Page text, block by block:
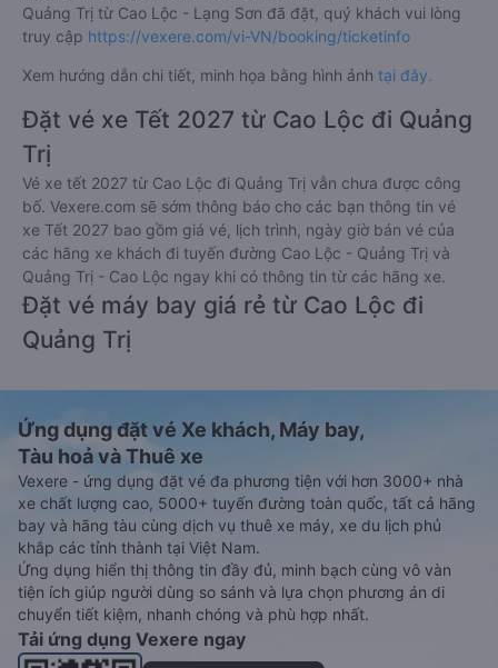
Quảng Trị từ Cao Lộc - Lạng Sơn đã đặt, quý khách vui lòng
truy cập https://vexere.com/vi-VN/booking/ticketinfo
Xem hướng dẫn chi tiết, minh họa bằng hình ảnh tại đây.
Đặt vé xe Tết 2027 từ Cao Lộc đi Quảng
Trị
Vé xe tết 2027 từ Cao Lộc đi Quảng Trị vẫn chưa được công
bố. Vexere.com sẽ sớm thông báo cho các bạn thông tin vé
xe Tết 2027 bao gồm giá vé, lịch trình, ngày giờ bán vé của
các hãng xe khách đi tuyến đường Cao Lộc - Quảng Trị và
Quảng Trị - Cao Lộc ngay khi có thông tin từ các hãng xe.
Đặt vé máy bay giá rẻ từ Cao Lộc đi
Quảng Trị
Ứng dụng đặt vé Xe khách, Máy bay,
Tàu hoả và Thuê xe
Vexere - ứng dụng đặt vé đa phương tiện với hơn 3000+ nhà
xe chất lượng cao, 5000+ tuyến đường toàn quốc, tất cả hãng
bay và hãng tàu cùng dịch vụ thuê xe máy, xe du lịch phủ
khắp các tỉnh thành tại Việt Nam.
Ứng dụng hiển thị thông tin đầy đủ, minh bạch cùng vô vàn
tiện ích giúp người dùng so sánh và lựa chọn phương án di
chuyển tiết kiệm, nhanh chóng và phù hợp nhất.
Tải ứng dụng Vexere ngay